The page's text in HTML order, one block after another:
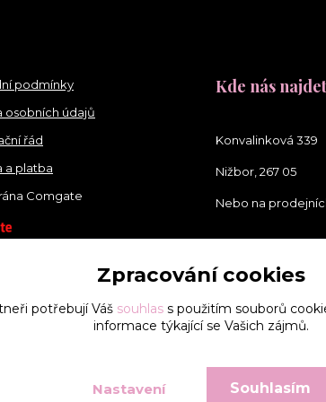
podmínky
osobních údajů
řád
a platba
Comgate
Kde nás
Konvalinková 339
Nižbor, 267 05
Nebo na
Zpracování cookies
potřebují Váš souhlass použitím souborů
informace týkající se Vašich zájmů.
Nastavení Souhlasím